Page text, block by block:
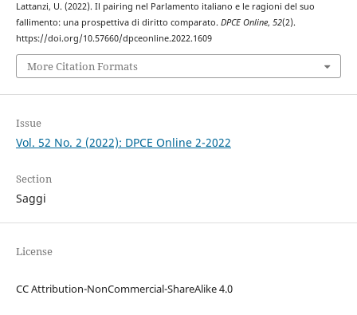
Lattanzi, U. (2022). Il pairing nel Parlamento italiano e le ragioni del suo
fallimento: una prospettiva di diritto comparato. DPCE Online, 52(2).
https://doi.org/10.57660/dpceonline.2022.1609
More Citation Formats
Issue
Vol. 52 No. 2 (2022): DPCE Online 2-2022
Section
Saggi
License
CC Attribution-NonCommercial-ShareAlike 4.0